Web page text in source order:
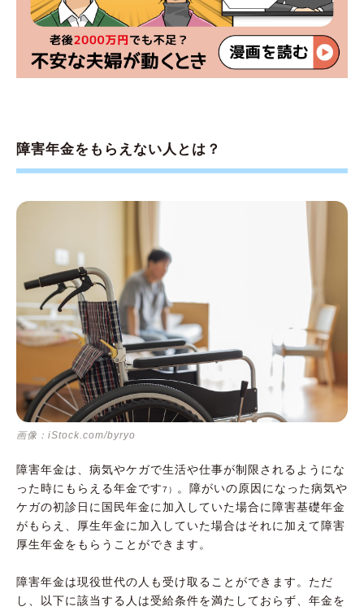
障害年金をもらえない人とは？
画像：iStock.com/byryo
障害年金は、病気やケガで生活や仕事が制限されるようにな
った時にもらえる年金です7）
。障がいの原因になった病気や
ケガの初診日に国民年金に加入していた場合に障害基礎年金
がもらえ、厚生年金に加入していた場合はそれに加えて障害
厚生年金をもらうことができます。
障害年金は現役世代の人も受け取ることができます。ただ
し、以下に該当する人は受給条件を満たしておらず、年金を